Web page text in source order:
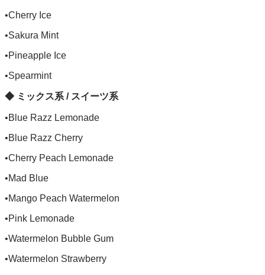
•Cherry Ice
•Sakura Mint
•Pineapple Ice
•Spearmint
◆ ミックス系 / スイーツ系
•Blue Razz Lemonade
•Blue Razz Cherry
•Cherry Peach Lemonade
•Mad Blue
•Mango Peach Watermelon
•Pink Lemonade
•Watermelon Bubble Gum
•Watermelon Strawberry